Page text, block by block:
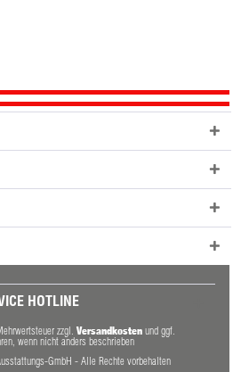
HOTLINE
zzgl. Versandkosten und ggf.
wenn nicht anders beschrieben
GmbH - Alle Rechte vorbehalten